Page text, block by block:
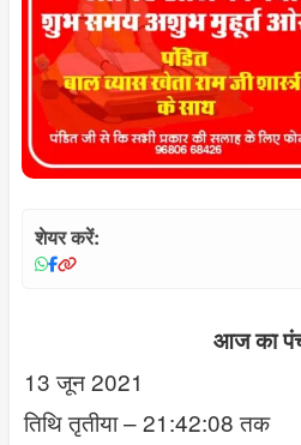
शेयर करें:
आज का
13 जून 2021
तिथि तृतीया – 21:42:08 तक